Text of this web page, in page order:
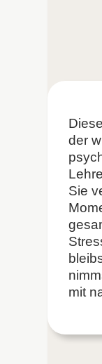
der
Sie
mit